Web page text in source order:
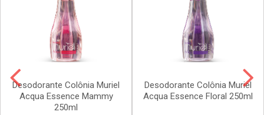
Desodorante Colônia Muriel
Acqua Essence Mammy
250ml
Desodorante Colônia Muriel
Acqua Essence Floral 250ml